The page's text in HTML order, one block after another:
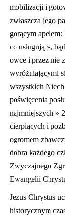
mobilizacji i
zwłaszcza jego
gorącym apelem:
co usługują »,
owce i przez nie
wyróżniającymi
wszystkich Niech
poświęcenia posł
najmniejszych »
cierpiących i
ogromem
dobra każdego czł
Zwyczajnego
Ewangelii
Jezus Chrystus
historycznym